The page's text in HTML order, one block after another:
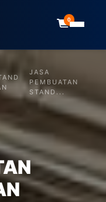
0
JASA
PEMBUATAN
STAND...